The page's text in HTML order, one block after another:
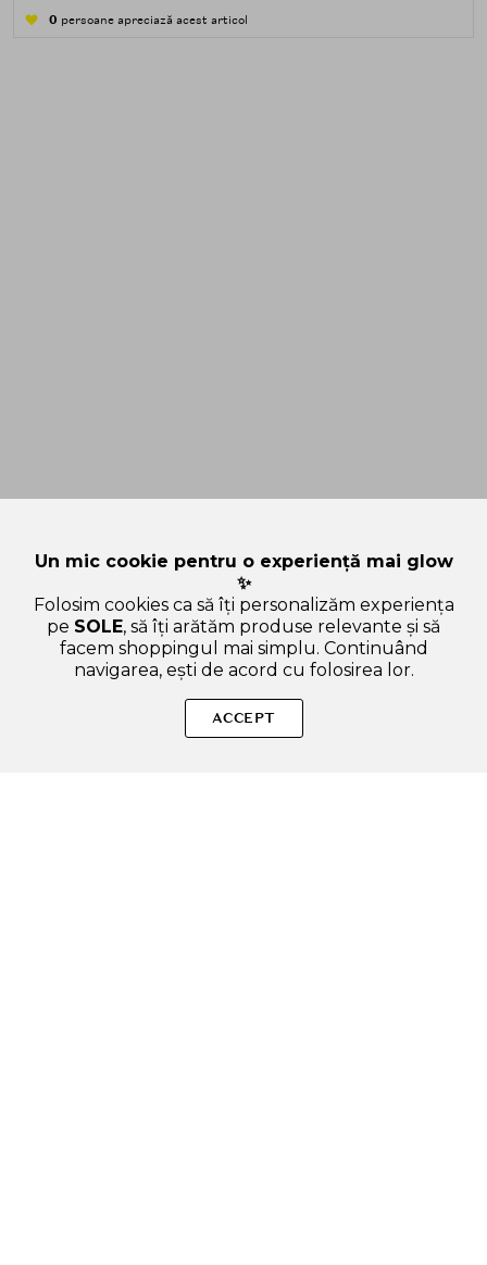
0 persoane apreciază acest articol
Heartleaf 70% Crema Hidratanta Calmanta Intensiva -
Hidratare si Calmarea Tenului Sensibil, 50 ml. Dacă ai și alte
Un mic cookie pentru o experiență mai glow
✨
Folosim cookies ca să îți personalizăm experiența
pe SOLE, să îți arătăm produse relevante și să
facem shoppingul mai simplu. Continuând
navigarea, ești de acord cu folosirea lor.
ACCEPT